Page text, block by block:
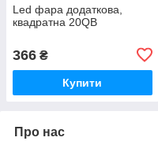
Led фара додаткова,
квадратна 20QB
366 ₴
Купити
Про нас